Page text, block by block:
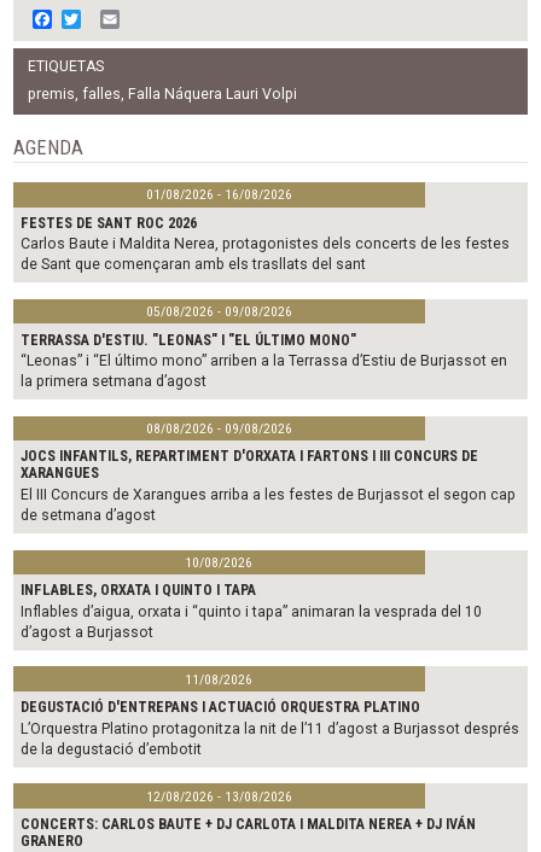
F
a
c
e
b
o
o
k
w
i
t
t
e
m
l
ETIQUETAS
premis,falles, Falla Náquera Lauri Volpi
AGENDA
01/08/2026 - 16/08/2026
FESTES DE SANT ROC 2026
Carlos Baute i Maldita Nerea, protagonistes dels concerts de les festes
de Sant que començaran amb els trasllats del sant
05/08/2026 - 09/08/2026
TERRASSA D'ESTIU. "LEONAS" I "EL ÚLTIMO MONO"
“Leonas” i “El último mono” arriben a la Terrassa d’Estiu de Burjassot en
la primera setmana d’agost
08/08/2026 - 09/08/2026
JOCS INFANTILS, REPARTIMENT D'ORXATA I FARTONS I III CONCURS DE
XARANGUES
El III Concurs de Xarangues arriba a les festes de Burjassot el segon cap
de setmana d’agost
10/08/2026
INFLABLES, ORXATA I QUINTO I TAPA
Inflables d’aigua, orxata i “quinto i tapa” animaran la vesprada del 10
d’agost a Burjassot
11/08/2026
DEGUSTACIÓ D'ENTREPANS I ACTUACIÓ ORQUESTRA PLATINO
L’Orquestra Platino protagonitza la nit de l’11 d’agost a Burjassot després
de la degustació d’embotit
12/08/2026 - 13/08/2026
CONCERTS: CARLOS BAUTE + DJ CARLOTA I MALDITA NEREA + DJ IVÁN
GRANERO